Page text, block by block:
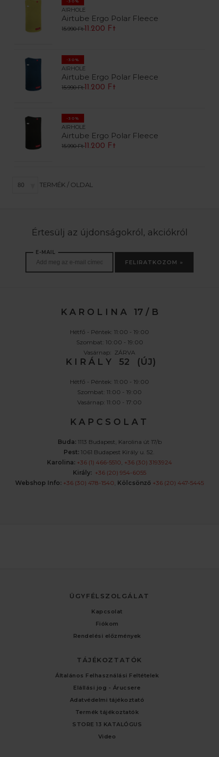
-30%
AIRHOLE
Airtube Ergo Polar Fleece
15.990 Ft 11.200 Ft
-30%
AIRHOLE
Airtube Ergo Polar Fleece
15.990 Ft 11.200 Ft
-30%
AIRHOLE
Airtube Ergo Polar Fleece
15.990 Ft 11.200 Ft
TERMÉK / OLDAL
Értesülj az újdonságokról, akciókról
E-MAIL
FELIRATKOZOM »
K A R O L I N A 17 / B
Hétfő - Péntek: 11:00 - 19:00
Szombat: 10:00 - 19:00
Vasárnap: ZÁRVA
K I R Á L Y 52 (ÚJ)
Hétfő - Péntek: 11:00 - 19:00
Szombat: 11:00 - 19:00
Vasárnap: 11:00 - 17:00
K A P C S O L A T
Buda: 1113 Budapest, Karolina út 17/b
Pest: 1061 Budapest Király u. 52.
Karolina: +36 (1) 466-5510, +36 (30) 3193924
Király: +36 (20) 954-6055
Webshop Info: +36 (30) 478-1540, Kölcsönző +36 (20) 447-5445
ÜGYFÉLSZOLGÁLAT
Kapcsolat
Fiókom
Rendelési előzmények
TÁJÉKOZTATÓK
Általános Felhasználási Feltételek
Elállási jog - Árucsere
Adatvédelmi tájékoztató
Termék tájékoztatók
STORE 13 KATALÓGUS
Video